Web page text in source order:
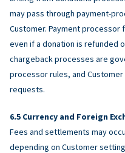
may pass through payment-
Customer. Payment
even if a donation is refunded
chargeback processes are
processor rules, and
requests.
Currency and Foreign
Fees and settlements may
depending on Customer